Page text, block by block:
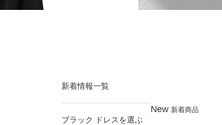
新着情報一覧
ブラック ドレスを選ぶ
New 新着商品